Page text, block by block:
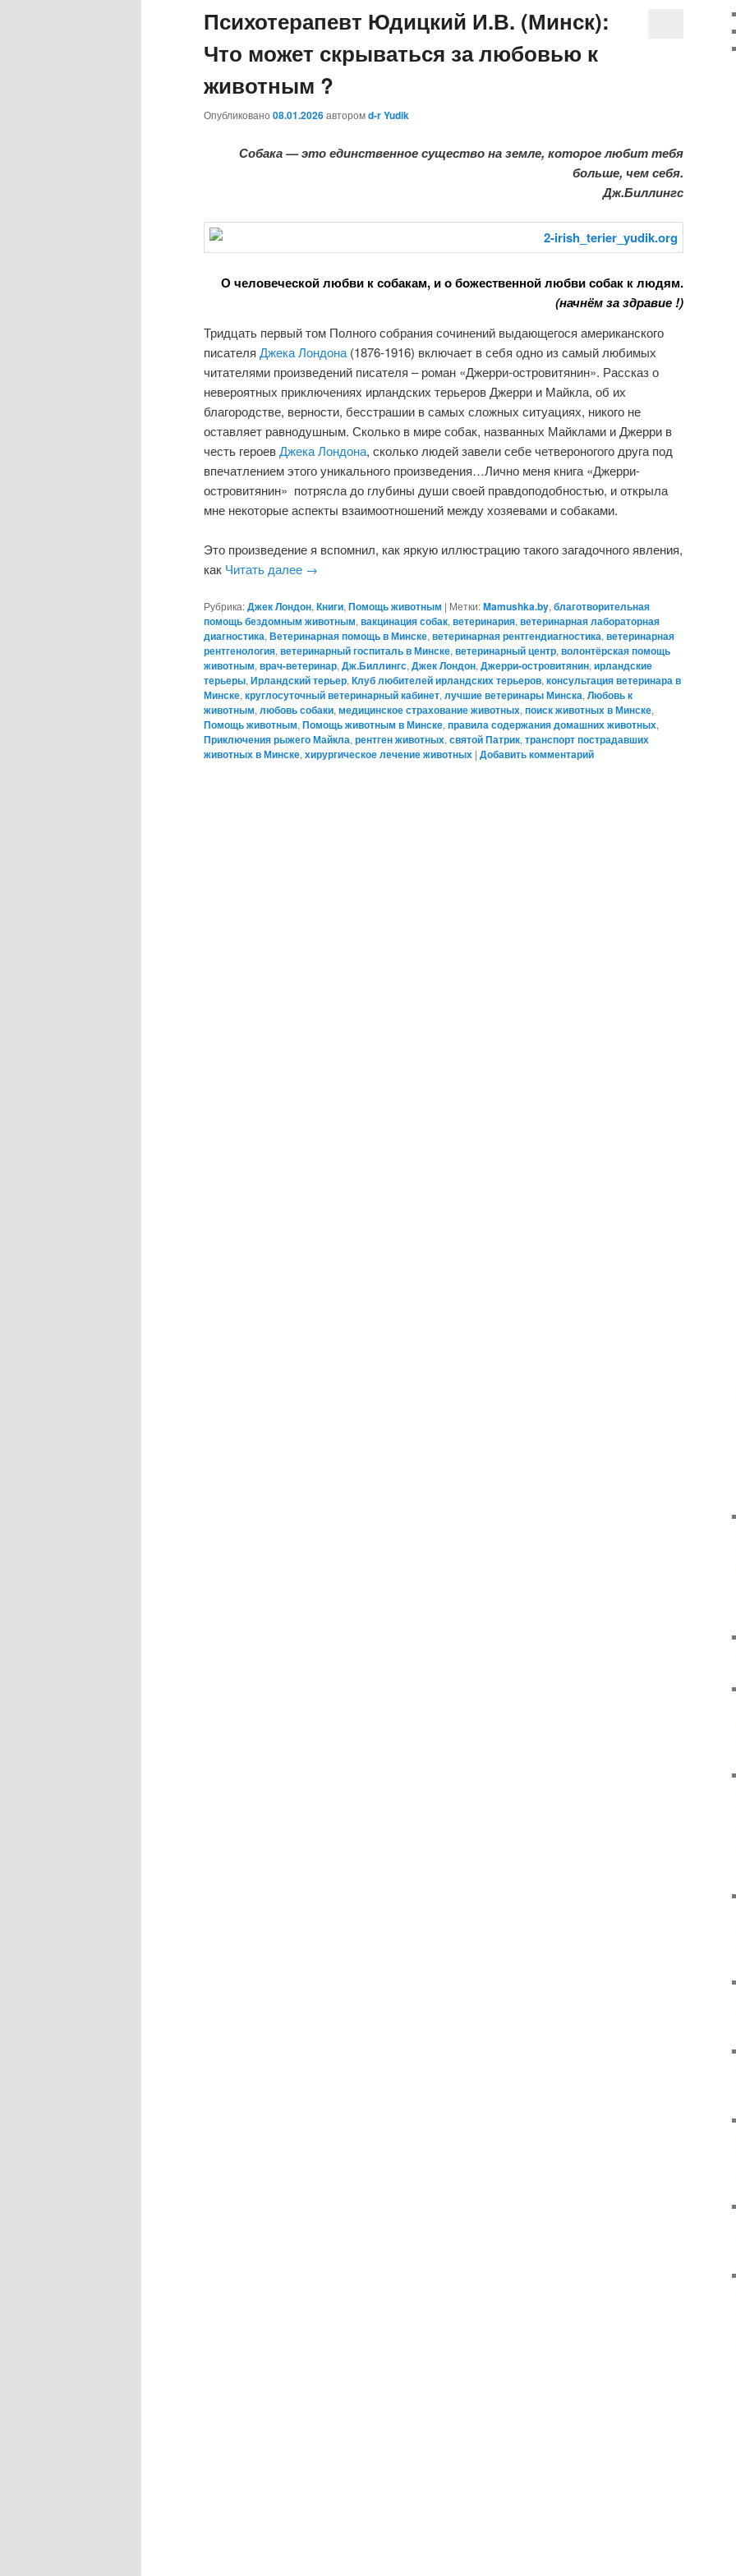
содержимому
содержимому
Психотерапевт Юдицкий И.В. (Минск):
Что может скрываться за любовью к
животным ?
Опубликовано 08.01.2026авторомd-r Yudik
Собака — это единственное существо на земле, которое любит тебя
больше, чем себя.
Дж.Биллингс
О человеческой любви к собакам, и о божественной любви собак к людям.
(начнём за здравие !)
Тридцать первый том Полного собрания сочинений выдающегося американского
писателя Джека Лондона (1876-1916) включает в себя одно из самый любимых
читателями произведений писателя – роман «Джерри-островитянин». Рассказ о
невероятных приключениях ирландских терьеров Джерри и Майкла, об их
благородстве, верности, бесстрашии в самых сложных ситуациях, никого не
оставляет равнодушным. Сколько в мире собак, названных Майклами и Джерри в
честь героевДжека Лондона, сколько людей завели себе четвероногого друга под
впечатлением этого уникального произведения…Лично меня книга «Джерри-
островитянин» потрясла до глубины души своей правдоподобностью, и открыла
мне некоторые аспекты взаимоотношений между хозяевами и собаками.
Это произведение я вспомнил, как яркую иллюстрацию такого загадочного явления,
как Читать далее →
Рубрика:Джек Лондон, Книги, Помощь животным | Метки:Mamushka.by, благотворительная
помощь бездомным животным, вакцинация собак, ветеринария, ветеринарная лабораторная
диагностика, Ветеринарная помощь в Минске, ветеринарная рентгендиагностика, ветеринарная
рентгенология, ветеринарный госпиталь в Минске, ветеринарный центр, волонтёрская помощь
животным, врач-ветеринар, Дж.Биллингс, Джек Лондон, Джерри-островитянин, ирландские
терьеры, Ирландский терьер, Клуб любителей ирландских терьеров, консультация ветеринара в
Минске, круглосуточный ветеринарный кабинет, лучшие ветеринары Минска, Любовь к
животным, любовь собаки, медицинское страхование животных, поиск животных в Минске,
Помощь животным, Помощь животным в Минске, правила содержания домашних животных,
Приключения рыжего Майкла, рентген животных, святой Патрик, транспорт пострадавших
животных в Минске, хирургическое лечение животных | Добавить комментарий